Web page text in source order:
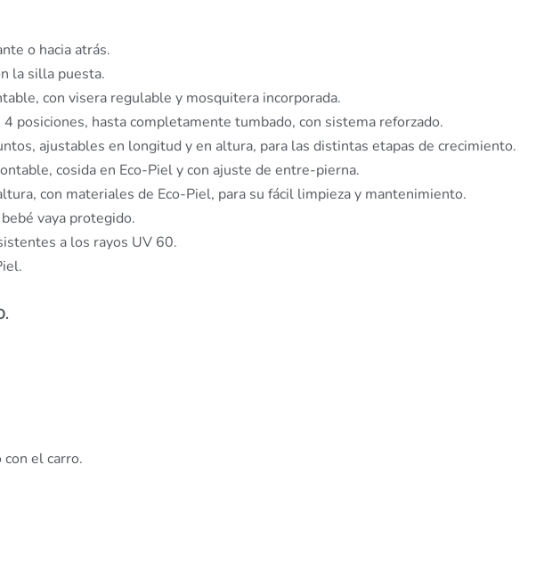
o hacia atrás.
la silla puesta.
con visera regulable y mosquitera incorporada.
posiciones, hasta completamente tumbado, con sistema reforzado.
ajustables en longitud y en altura, para las distintas etapas de crecimiento.
cosida en Eco-Piel y con ajuste de entre-pierna.
con materiales de Eco-Piel, para su fácil limpieza y mantenimiento.
vaya protegido.
a los rayos UV 60.
el carro.